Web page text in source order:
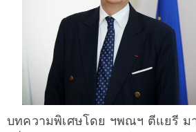
บทความพิเศษโดย ฯพณฯ ตีแยรี ม